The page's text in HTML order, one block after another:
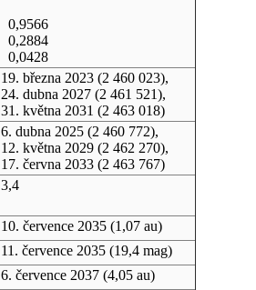
0,9566
0,2884
0,0428
19. března 2023(2 460 023),
24. dubna 2027(2 461 521),
31. května 2031 (2 463 018)
6. dubna 2025(2 460 772),
12. května 2029(2 462 270),
17. června 2033(2 463 767)
3,4
10. července 2035(1,07 au)
11. července 2035(19,4 mag)
6. července 2037(4,05 au)